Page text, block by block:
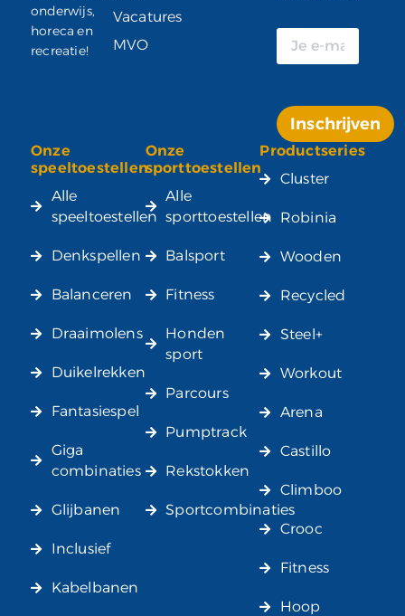
onderwijs,
horeca en
recreatie!
Vacatures
MVO
Inschrijven
Alternative:
Onze
speeltoestellen
Alle
speeltoestellen
Denkspellen
Balanceren
Draaimolens
Duikelrekken
Fantasiespel
Giga
combinaties
Glijbanen
Inclusief
Kabelbanen
Onze
sporttoestellen
Alle
sporttoestellen
Balsport
Fitness
Honden
sport
Parcours
Pumptrack
Rekstokken
Sportcombinaties
Productseries
Cluster
Robinia
Wooden
Recycled
Steel+
Workout
Arena
Castillo
Climboo
Crooc
Fitness
Hoop